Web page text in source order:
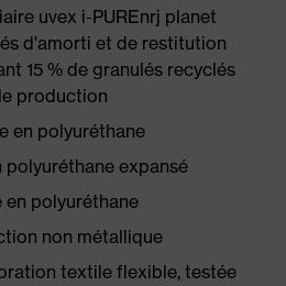
uvex i-PUREnrj planet
d'amorti et de restitution
15 % de granulés recyclés
production
en polyuréthane
expansé
polyuréthane
non métallique
textile flexible, testée